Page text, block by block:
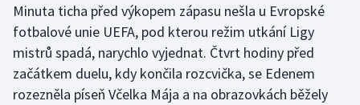
Lezení
Lyže a snowboard
Moderní pětiboj
Minuta ticha před výkopem zápasu nešla u Evropské
fotbalové unie UEFA, pod kterou režim utkání Ligy
mistrů spadá, narychlo vyjednat. Čtvrt hodiny před
začátkem duelu, kdy končila rozcvička, se Edenem
rozezněla píseň Včelka Mája a na obrazovkách běžely